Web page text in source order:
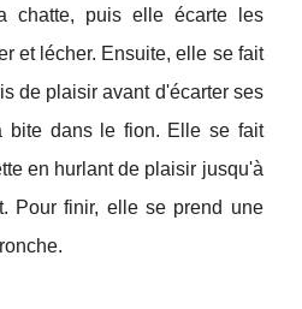
chatte, puis elle écarte les
et lécher. Ensuite, elle se fait
de plaisir avant d'écarter ses
bite dans le fion. Elle se fait
en hurlant de plaisir jusqu'à
Pour finir, elle se prend une